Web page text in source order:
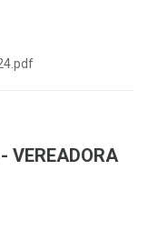
VEREADORA